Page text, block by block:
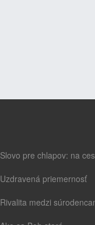
Slovo pre chlapov: na
Uzdravená priemernosť
Rivalita medzi